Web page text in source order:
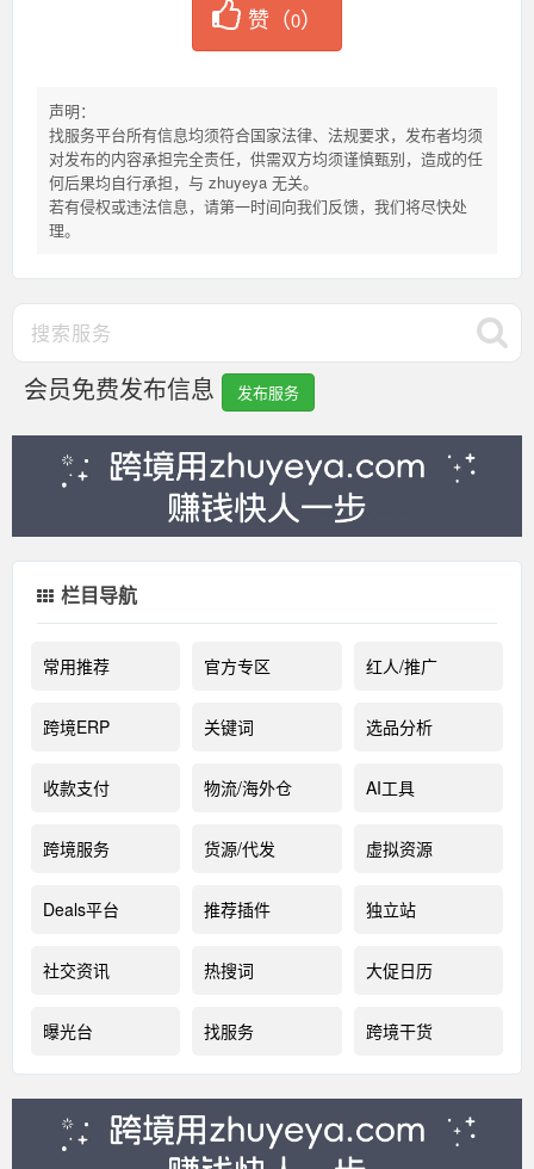
赞（0）
声明：
找服务平台所有信息均须符合国家法律、法规要求，发布者均须
对发布的内容承担完全责任，供需双方均须谨慎甄别，造成的任
何后果均自行承担，与 zhuyeya 无关。
若有侵权或违法信息，请第一时间向我们反馈，我们将尽快处
理。
会员免费发布信息 发布服务
栏目导航
常用推荐 官方专区 红人/推广
跨境ERP 关键词 选品分析
收款支付 物流/海外仓 AI工具
跨境服务 货源/代发 虚拟资源
Deals平台 推荐插件 独立站
社交资讯 热搜词 大促日历
曝光台 找服务 跨境干货